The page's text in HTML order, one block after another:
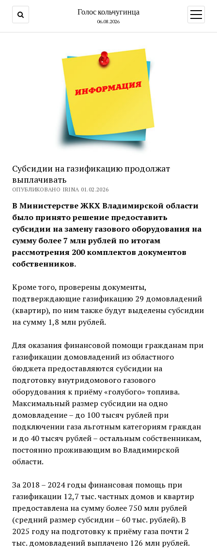
Голос кольчугинца
06.08.2026
меню
Субсидии на газификацию продолжат
выплачивать
ОПУБЛИКОВАНО IRINA 01.02.2026
В Министерстве ЖКХ Владимирской области
было принято решение предоставить
субсидии на замену газового оборудования на
сумму более 7 млн рублей по итогам
рассмотрения 200 комплектов документов
собственников.
Кроме того, проверены документы,
подтверждающие газификацию 29 домовладений
(квартир), по ним также будут выделены субсидии
на сумму 1,8 млн рублей.
Для оказания финансовой помощи гражданам при
газификации домовладений из областного
бюджета предоставляются субсидии на
подготовку внутридомового газового
оборудования к приёму «голубого» топлива.
Максимальный размер субсидии на одно
домовладение – до 100 тысяч рублей при
подключении газа льготным категориям граждан
и до 40 тысяч рублей – остальным собственникам,
постоянно проживающим во Владимирской
области.
За 2018 – 2024 годы финансовая помощь при
газификации 12,7 тыс. частных домов и квартир
предоставлена на сумму более 750 млн рублей
(средний размер субсидии – 60 тыс. рублей). В
2025 году на подготовку к приёму газа почти 2
тыс. домовладений выплачено 126 млн рублей.